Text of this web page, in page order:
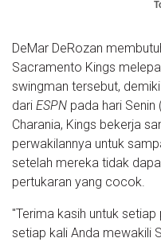
DeMar DeRozan
Sacramento Kings
swingman tersebut,
dari ESPN pada hari
Charania, Kings bekerja
perwakilannya untuk
setelah mereka tidak
pertukaran yang cocok.
"Terima kasih untuk
setiap kali Anda mewakili